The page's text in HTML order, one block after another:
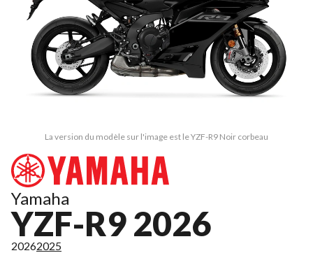
La version du modèle sur l'image est le YZF-R9 Noir corbeau
Yamaha
YZF-R9 2026
20262025